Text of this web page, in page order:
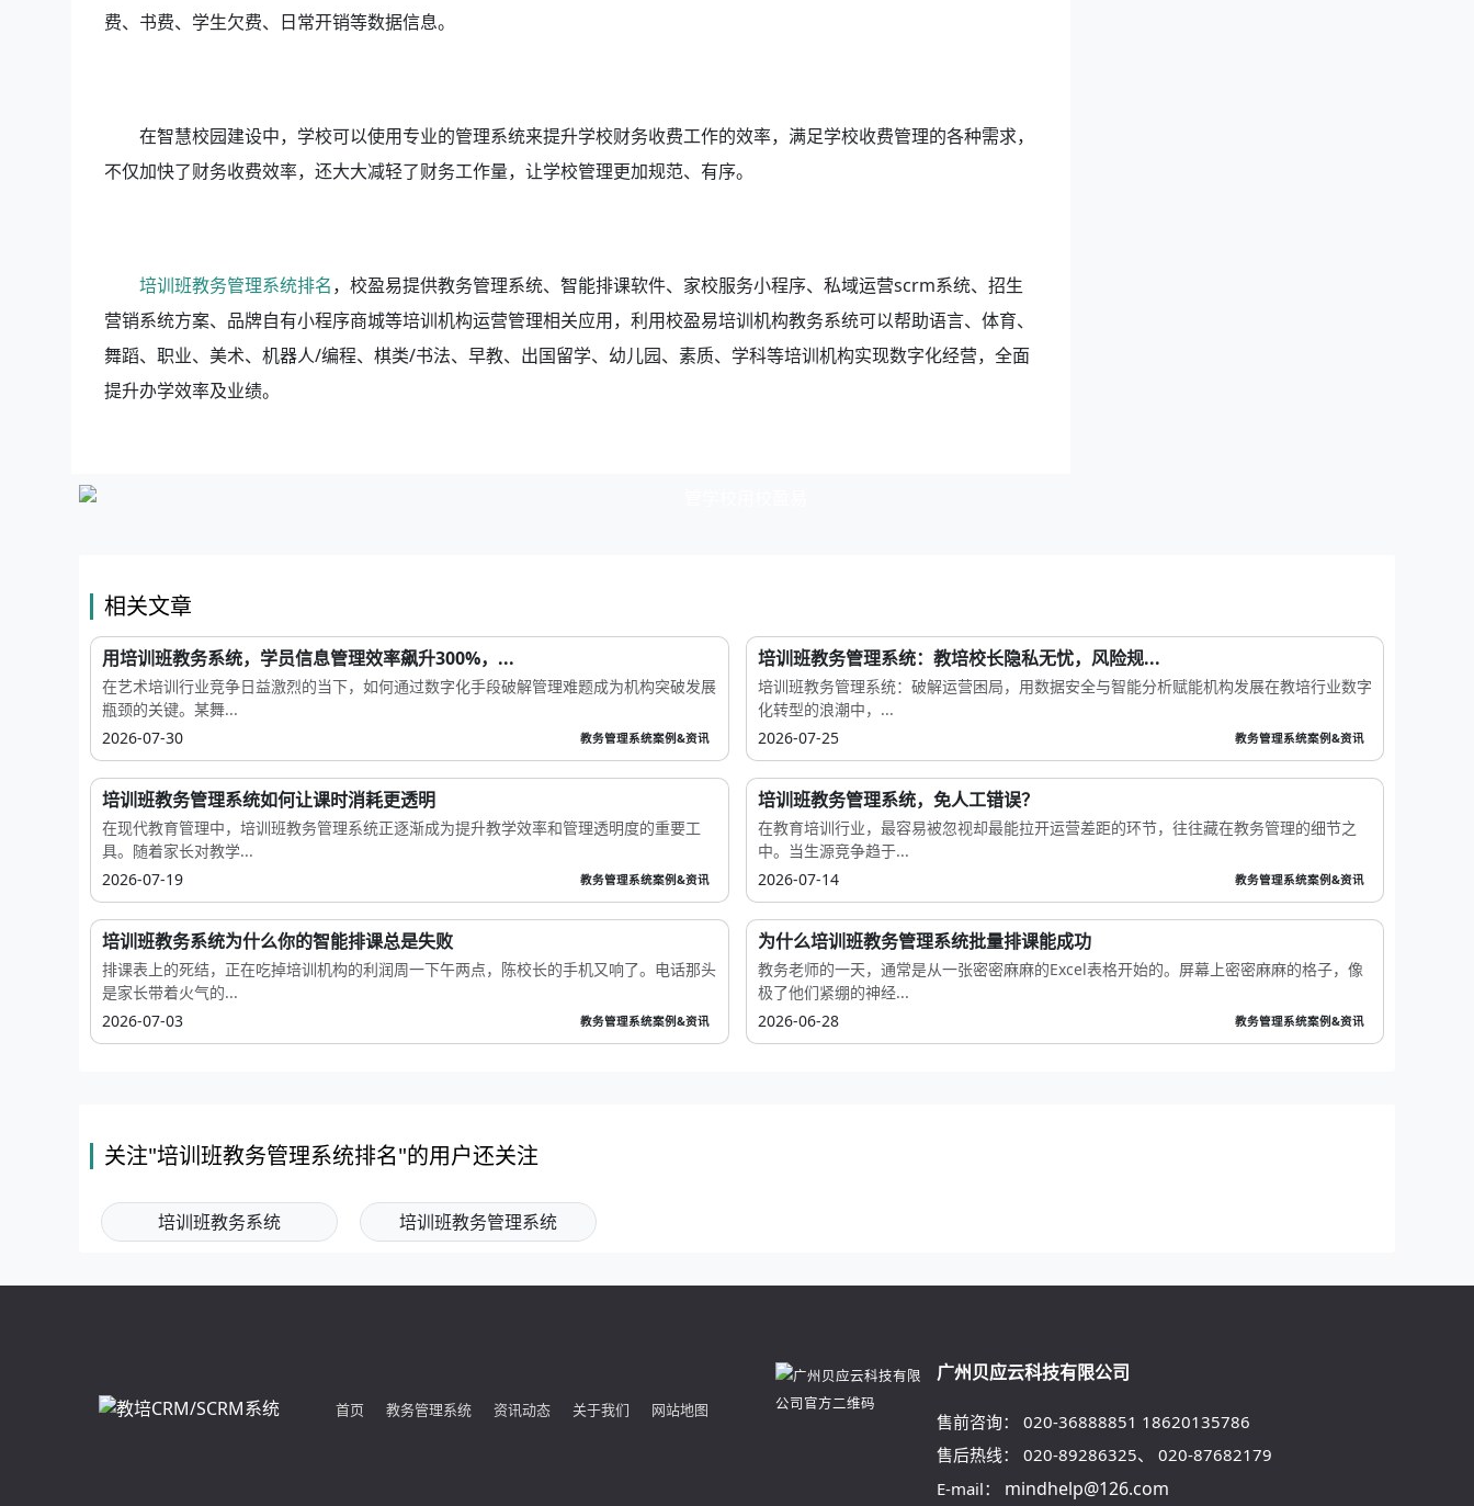
费、书费、学生欠费、日常开销等数据信息。
在智慧校园建设中，学校可以使用专业的管理系统来提升学校财务收费工作的效率，满足学校收费管理的各种需求，
不仅加快了财务收费效率，还大大减轻了财务工作量，让学校管理更加规范、有序。
培训班教务管理系统排名，校盈易提供教务管理系统、智能排课软件、家校服务小程序、私域运营scrm系统、招生
营销系统方案、品牌自有小程序商城等培训机构运营管理相关应用，利用校盈易培训机构教务系统可以帮助语言、体育、
舞蹈、职业、美术、机器人/编程、棋类/书法、早教、出国留学、幼儿园、素质、学科等培训机构实现数字化经营，全面
提升办学效率及业绩。
相关文章
用培训班教务系统，学员信息管理效率飙升300%，...
在艺术培训行业竞争日益激烈的当下，如何通过数字化手段破解管理难题成为机构突破发展
瓶颈的关键。某舞...
2026-07-30
教务管理系统案例&资讯
培训班教务管理系统：教培校长隐私无忧，风险规...
培训班教务管理系统：破解运营困局，用数据安全与智能分析赋能机构发展在教培行业数字
化转型的浪潮中，...
2026-07-25
教务管理系统案例&资讯
培训班教务管理系统如何让课时消耗更透明
在现代教育管理中，培训班教务管理系统正逐渐成为提升教学效率和管理透明度的重要工
具。随着家长对教学...
2026-07-19
教务管理系统案例&资讯
培训班教务管理系统，免人工错误？
在教育培训行业，最容易被忽视却最能拉开运营差距的环节，往往藏在教务管理的细节之
中。当生源竞争趋于...
2026-07-14
教务管理系统案例&资讯
培训班教务系统为什么你的智能排课总是失败
排课表上的死结，正在吃掉培训机构的利润周一下午两点，陈校长的手机又响了。电话那头
是家长带着火气的...
2026-07-03
教务管理系统案例&资讯
为什么培训班教务管理系统批量排课能成功
教务老师的一天，通常是从一张密密麻麻的Excel表格开始的。屏幕上密密麻麻的格子，像
极了他们紧绷的神经...
2026-06-28
教务管理系统案例&资讯
关注"培训班教务管理系统排名"的用户还关注
培训班教务系统 培训班教务管理系统
首页 教务管理系统 资讯动态 关于我们 网站地图
广州贝应云科技有限公司
售前咨询： 020-36888851 18620135786
售后热线：
020-89286325、 020-87682179
E-mail：
mindhelp@126.com